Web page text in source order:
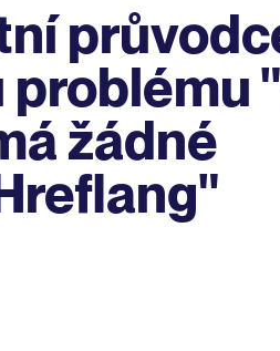
žádné